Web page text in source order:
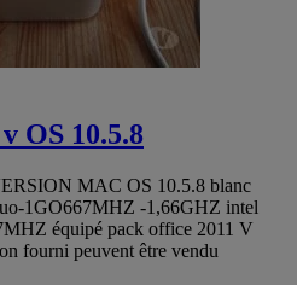
OS 10.5.8
MAC OS 10.5.8 blanc
1GO667MHZ -1,66GHZ intel
équipé pack office 2011 V
fourni peuvent être vendu